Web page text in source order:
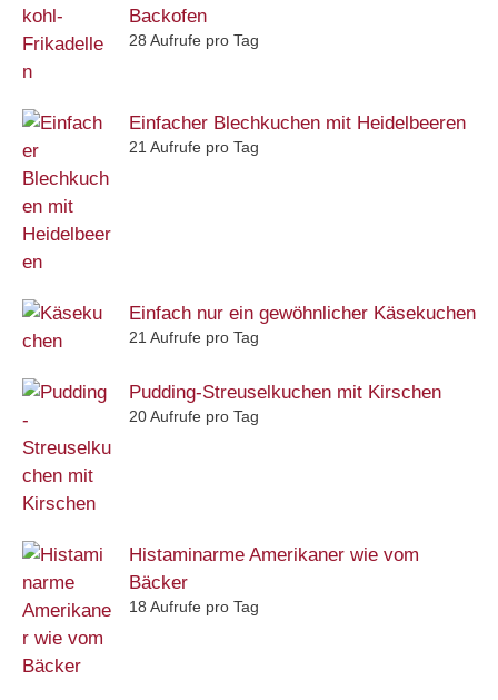
Backofen
28 Aufrufe pro Tag
Einfacher Blechkuchen mit Heidelbeeren
21 Aufrufe pro Tag
Einfach nur ein gewöhnlicher Käsekuchen
21 Aufrufe pro Tag
Pudding-Streuselkuchen mit Kirschen
20 Aufrufe pro Tag
Histaminarme Amerikaner wie vom
Bäcker
18 Aufrufe pro Tag